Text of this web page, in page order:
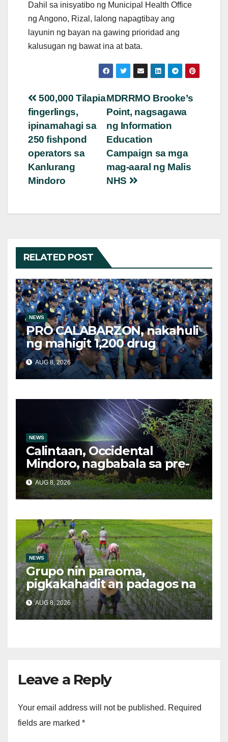
Dahil sa inisyatibo ng Municipal Health Office
ng Angono, Rizal, lalong napagtibay ang
layunin ng bayan na gawing prioridad ang
kalusugan ng bawat ina at bata.
Post
navigation
MDRRMO Brooke’s
Point, nagsagawa
ng Information
Education
Campaign sa mga
mag-aaral ng Malis
NHS
500,000 Tilapia
fingerlings,
ipinamahagi sa
250 fishpond
operators sa
Kanlurang
Mindoro
RELATED POST
NEWS
PRO CALABARZON, nakahuli
ng mahigit 1,200 drug
suspects at tinatayang nasa
Php29.6M halaga ng ilegal
na droga nasamsam noong
AUG 8, 2026
NEWS
Calintaan, Occidental
Mindoro, nagbabala sa pre-
evacuation dahil sa malakas
na ulan
AUG 8, 2026
NEWS
Grupo nin paraoma,
pigkakahadit an padagos na
importasyon kasabay kan
nakatalaan na anihan
AUG 8, 2026
Leave a Reply
Your email address will not be published. Required
fields are marked *